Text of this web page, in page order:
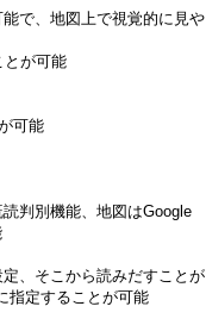
で、地図上で視覚的に見や
とが可能
可能
判別機能、地図はGoogle
、そこから読みだすことが
指定することが可能